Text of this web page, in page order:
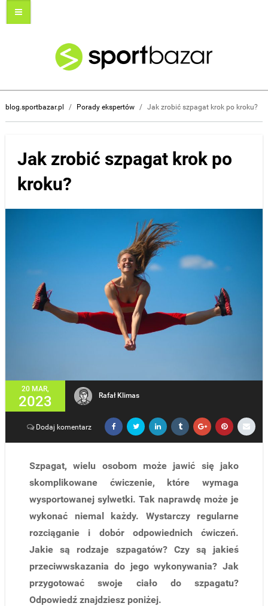
blog.sportbazar.pl / Porady ekspertów / Jak zrobić szpagat krok po kroku?
Jak zrobić szpagat krok po
kroku?
20 MAR,
2023 Rafał Klimas
Dodaj komentarz
Szpagat, wielu osobom może jawić się jako
skomplikowane ćwiczenie, które wymaga
wysportowanej sylwetki. Tak naprawdę może je
wykonać niemal każdy. Wystarczy regularne
rozciąganie i dobór odpowiednich ćwiczeń.
Jakie są rodzaje szpagatów? Czy są jakieś
przeciwwskazania do jego wykonywania? Jak
przygotować swoje ciało do szpagatu?
Odpowiedź znajdziesz poniżej.